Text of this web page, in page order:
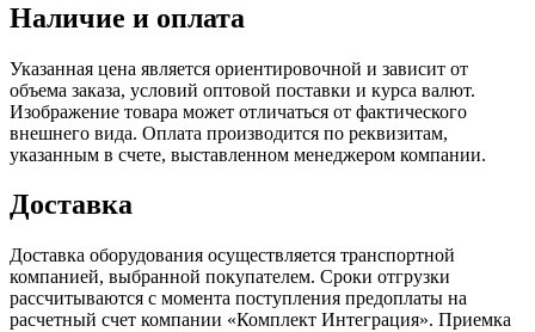
Наличие и оплата
Указанная цена является ориентировочной и зависит от
объема заказа, условий оптовой поставки и курса валют.
Изображение товара может отличаться от фактического
внешнего вида. Оплата производится по реквизитам,
указанным в счете, выставленном менеджером компании.
Доставка
Доставка оборудования осуществляется транспортной
компанией, выбранной покупателем. Сроки отгрузки
рассчитываются с момента поступления предоплаты на
расчетный счет компании «Комплект Интеграция». Приемка